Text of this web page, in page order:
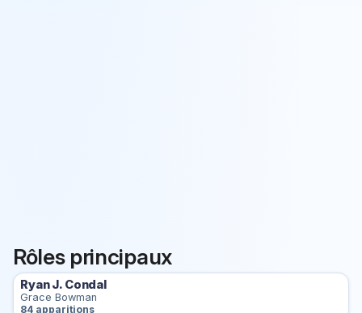
Rôles principaux
Ryan J. Condal
Grace Bowman
84 apparitions